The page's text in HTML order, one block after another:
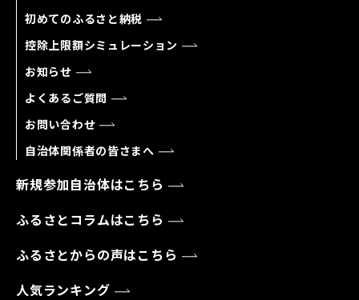
初めてのふるさと納税
控除上限額シミュレーション
お知らせ
よくあるご質問
お問い合わせ
自治体関係者の皆さまへ
新規参加自治体はこちら
ふるさとコラムはこちら
ふるさとからの声はこちら
人気ランキング